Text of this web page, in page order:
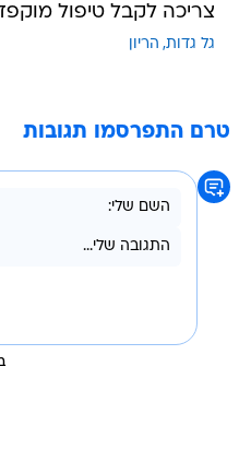
צריכה לקבל טיפול מוקפד
גל גדות הריון
טרם התפרסמו תגובות